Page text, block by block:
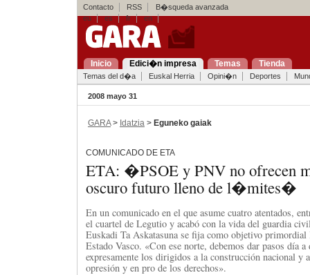
Contacto RSS
B�squeda avanzada
eu
es fr en
Inicio Edici�n impresa Temas Tienda
Temas del d�a Euskal Herria Opini�n Deportes
2008 mayo 31
GARA> Idatzia > Eguneko gaiak
COMUNICADO DE ETA
ETA: �PSOE y PNV no ofrecen
oscuro futuro lleno de l�mites�
En un comunicado en el que asume cuatro atentados,
el cuartel de Legutio y acabó con la vida del guardia
Euskadi Ta Askatasuna se fija como objetivo
Estado Vasco. «Con ese norte, debemos dar pasos día
expresamente los dirigidos a la construcción nacional y
opresión y en pro de los derechos».